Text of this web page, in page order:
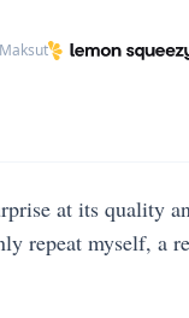
Maksut
at its quality
repeat myself, a